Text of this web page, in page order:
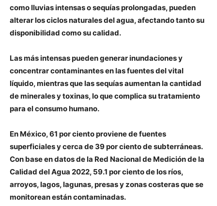
como lluvias intensas o sequías prolongadas, pueden
alterar los ciclos naturales del agua, afectando tanto su
disponibilidad como su calidad.
Las más intensas pueden generar inundaciones y
concentrar contaminantes en las fuentes del vital
líquido, mientras que las sequías aumentan la cantidad
de minerales y toxinas, lo que complica su tratamiento
para el consumo humano.
En México, 61 por ciento proviene de fuentes
superficiales y cerca de 39 por ciento de subterráneas.
Con base en datos de la Red Nacional de Medición de la
Calidad del Agua 2022, 59.1 por ciento de los ríos,
arroyos, lagos, lagunas, presas y zonas costeras que se
monitorean están contaminadas.